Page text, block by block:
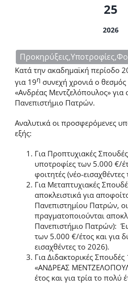
25
2026
Κατά την ακαδημαϊκή περίοδο
για 19η συνεχή χρονιά ο
«Ανδρέας Μεντζελόπουλος» για
Πανεπιστήμιο Πατρών.
Αναλυτικά οι προσφερόμενες
εξής:
Για Προπτυχιακές
υποτροφίες των 5.000 €/
φοιτητές (νέο-
Για Μεταπτυχιακές
αποκλειστικά για
Πανεπιστημίου Πατρών,
πραγματοποιούνται
Πανεπιστήμιο Πατρών):
των 5.000 €/έτος και για
εισαχθέντες το 2026).
Για Διδακτορικές
«ΑΝΔΡΕΑΣ
έτος και για τρία το πολύ